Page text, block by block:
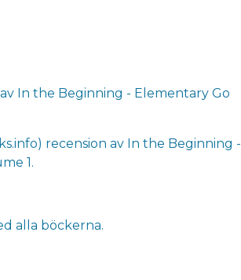
In the Beginning - Elementary Go
recension av In the Beginning -
1.
alla böckerna.